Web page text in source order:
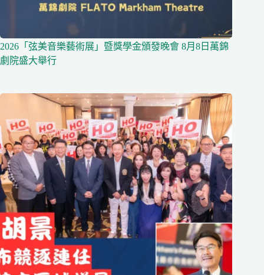
2026「弦美音樂藝術展」暨獎學金頒發晚會 8月8日萬錦
劇院盛大舉行